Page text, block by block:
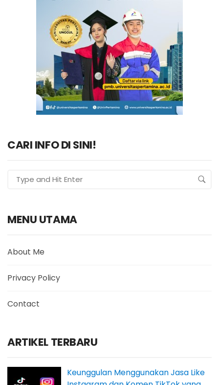
CARI INFO DI SINI!
MENU UTAMA
About Me
Privacy Policy
Contact
ARTIKEL TERBARU
Keunggulan Menggunakan Jasa Like